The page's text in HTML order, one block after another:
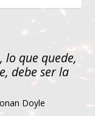
lo que quede,
debe ser la
Doyle